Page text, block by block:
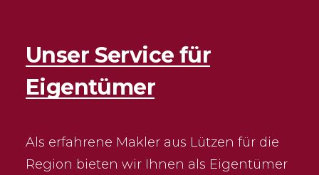
Unser Service für
Eigentümer
Als erfahrene Makler aus Lützen für die
Region bieten wir Ihnen als Eigentümer